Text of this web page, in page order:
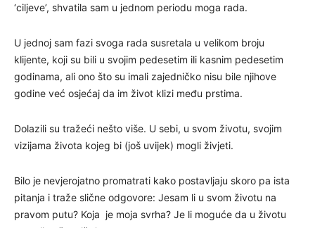
‘ciljeve’, shvatila sam u jednom periodu moga rada.
U jednoj sam fazi svoga rada susretala u velikom broju
klijente, koji su bili u svojim pedesetim ili kasnim pedesetim
godinama, ali ono što su imali zajedničko nisu bile njihove
godine već osjećaj da im život klizi među prstima.
Dolazili su tražeći nešto više. U sebi, u svom životu, svojim
vizijama života kojeg bi (još uvijek) mogli živjeti.
Bilo je nevjerojatno promatrati kako postavljaju skoro pa ista
pitanja i traže slične odgovore: Jesam li u svom životu na
pravom putu? Koja je moja svrha? Je li moguće da u životu